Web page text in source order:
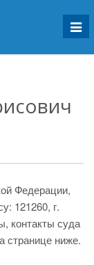
Федерации,
121260, г.
контакты суда
странице ниже.